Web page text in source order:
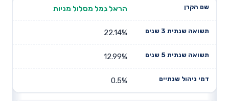
הראל גמל מסלול מניות
22.14%
12.99%
0.5%